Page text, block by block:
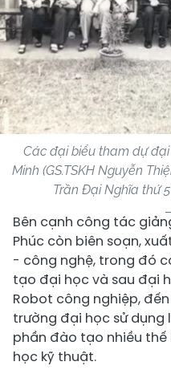
Các đại biểu tham dự đại
Minh (GS.TSKH Nguyễn
Trần Đại Nghĩa thứ
Bên cạnh công tác
Phúc còn biên soạn,
- công nghệ, trong đó
tạo đại học và sau đại
Robot công nghiệp,
trường đại học sử dụng
phần đào tạo nhiều thế
học kỹ thuật.